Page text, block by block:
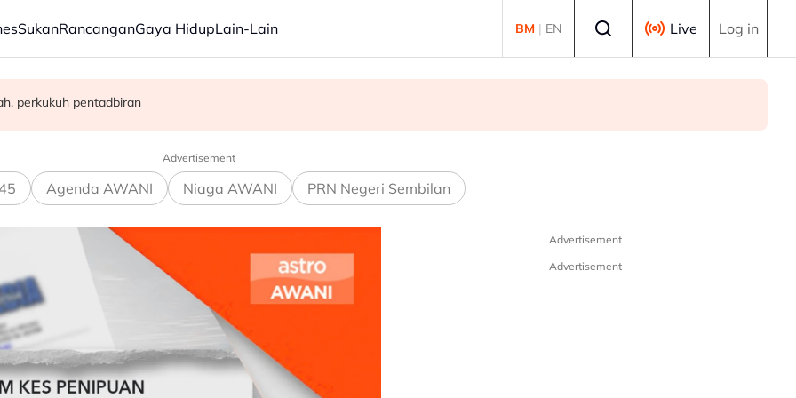
SukanRancanganGaya HidupLain-Lain BM | EN Live Log in
global - Amir Hamzah
perkukuh pentadbiran
kanak-kanak di Thailand
Advertisement
Agenda AWANI Niaga AWANI PRN Negeri Sembilan
Advertisement
Advertisement